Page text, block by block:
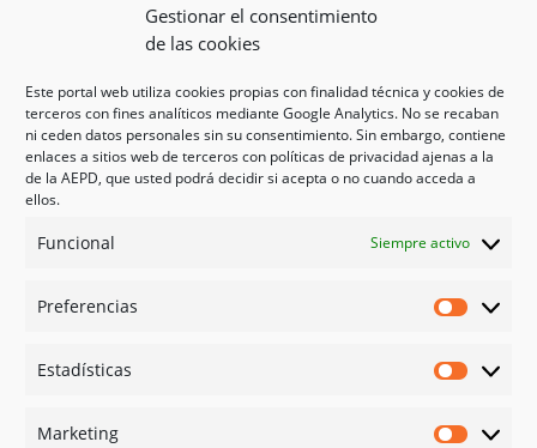
Gestionar el consentimiento
de las cookies
Este portal web utiliza cookies propias con finalidad técnica y cookies de
terceros con fines analíticos mediante Google Analytics. No se recaban
ni ceden datos personales sin su consentimiento. Sin embargo, contiene
enlaces a sitios web de terceros con políticas de privacidad ajenas a la
de la AEPD, que usted podrá decidir si acepta o no cuando acceda a
ellos.
Funcional Siempre activo
Preferencias
Estadísticas
Marketing
Términos y condiciones
Exoneración de responsabilidad
Mapa del sitio
Mi cuenta
Tienda
Psicología en Murcia
Guías
Redes sociales
Instagram
Linked in